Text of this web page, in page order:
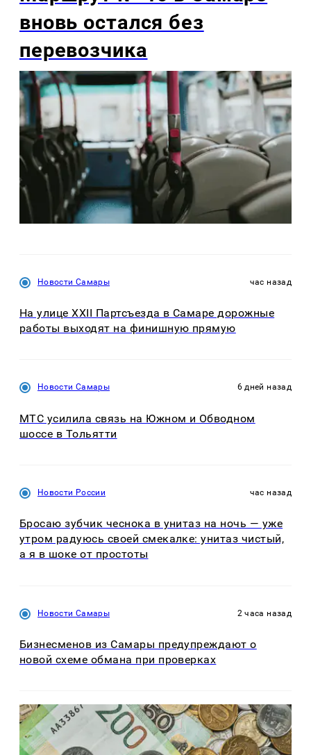
вновь остался без
перевозчика
Новости Самары час назад
На улице XXII Партсъезда в Самаре дорожные
работы выходят на финишную прямую
Новости Самары 6 дней назад
МТС усилила связь на Южном и Обводном
шоссе в Тольятти
Новости России час назад
Бросаю зубчик чеснока в унитаз на ночь — уже
утром радуюсь своей смекалке: унитаз чистый,
а я в шоке от простоты
Новости Самары 2 часа назад
Бизнесменов из Самары предупреждают о
новой схеме обмана при проверках